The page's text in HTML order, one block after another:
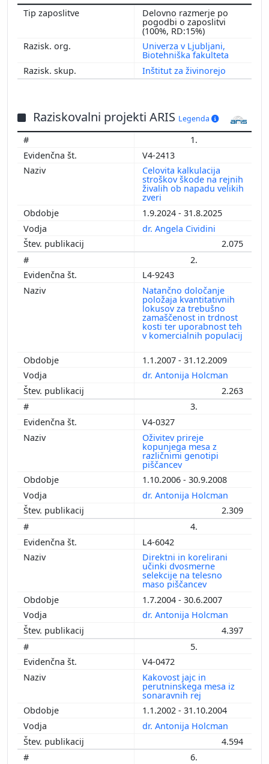
2005
2006
Delovno razmerje po
pogodbi o zaposlitvi
(100%, RD:15%)
Univerza v Ljubljani,
Biotehniška fakulteta
Inštitut za živinorejo
Raziskovalni projekti ARIS Legenda
1.
V4-2413
Celovita kalkulacija
stroškov škode na rejnih
živalih ob napadu velikih
zveri
1.9.2024 - 31.8.2025
dr. Angela Cividini
2.075
2.
L4-9243
Natančno določanje
položaja kvantitativnih
lokusov za trebušno
zamaščenost in trdnost
kosti ter uporabnost teh
v komercialnih populacij
1.1.2007 - 31.12.2009
dr. Antonija Holcman
2.263
3.
V4-0327
Oživitev prireje
kopunjega mesa z
različnimi genotipi
piščancev
1.10.2006 - 30.9.2008
dr. Antonija Holcman
2.309
4.
L4-6042
Direktni in korelirani
učinki dvosmerne
selekcije na telesno
maso piščancev
1.7.2004 - 30.6.2007
dr. Antonija Holcman
4.397
5.
V4-0472
Kakovost jajc in
perutninskega mesa iz
sonaravnih rej
1.1.2002 - 31.10.2004
dr. Antonija Holcman
4.594
6.